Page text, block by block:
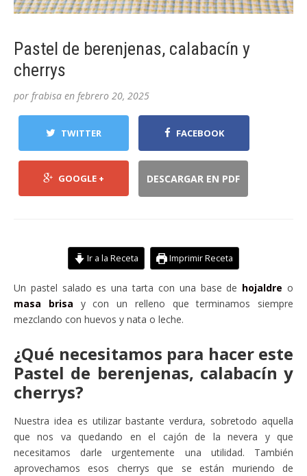
Pastel de berenjenas, calabacín y
cherrys
por frabisa en febrero 20, 2025
TWITTER FACEBOOK
GOOGLE + DESCARGAR EN PDF
Ir a la Receta Imprimir Receta
Un pastel salado es una tarta con una base de hojaldre o
masa brisa y con un relleno que terminamos siempre
mezclando con huevos y nata o leche.
¿Qué necesitamos para hacer este
Pastel de berenjenas, calabacín y
cherrys?
Nuestra idea es utilizar bastante verdura, sobretodo aquella
que nos va quedando en el cajón de la nevera y que
necesitamos darle urgentemente una utilidad. También
aprovechamos esos cherrys que se están muriendo de